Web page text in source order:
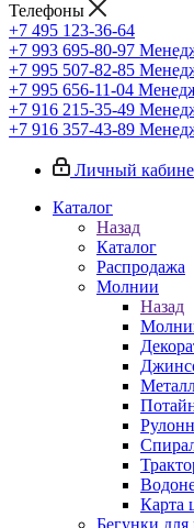
Телефоны
+7 495 123-36-64
+7 993 695-80-97
+7 995 507-82-85
+7 995 656-11-04
+7 916 215-35-49
+7 916 357-43-89
Личный
Каталог
Назад
Каталог
Распродажа
Молнии
Назад
Карта
Бегунки